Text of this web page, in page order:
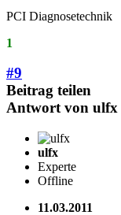
PCI Diagnosetechnik
1
#9
Beitrag teilen
Antwort von ulfx
ulfx
Experte
Offline
11.03.2011